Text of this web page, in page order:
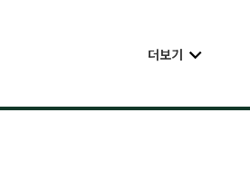
더보기